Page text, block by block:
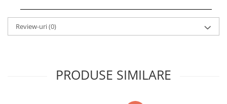
Standuri pentru ferăstraie cu
bandă
Standuri pentru mașini de găurit și
Standuri pentru strunguri metal
Review-uri(0)
PRODUSE SIMILARE